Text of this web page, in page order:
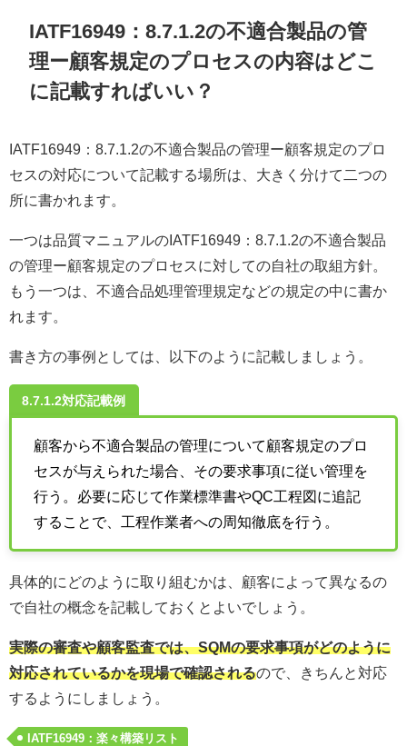
IATF16949：8.7.1.2の不適合製品の管
理ー顧客規定のプロセスの内容はどこ
に記載すればいい？
IATF16949：8.7.1.2の不適合製品の管理ー顧客規定のプロ
セスの対応について記載する場所は、大きく分けて二つの
所に書かれます。
一つは品質マニュアルのIATF16949：8.7.1.2の不適合製品
の管理ー顧客規定のプロセスに対しての自社の取組方針。
もう一つは、不適合品処理管理規定などの規定の中に書か
れます。
書き方の事例としては、以下のように記載しましょう。
8.7.1.2対応記載例
顧客から不適合製品の管理について顧客規定のプロ
セスが与えられた場合、その要求事項に従い管理を
行う。必要に応じて作業標準書やQC工程図に追記
することで、工程作業者への周知徹底を行う。
具体的にどのように取り組むかは、顧客によって異なるの
で自社の概念を記載しておくとよいでしょう。
実際の審査や顧客監査では、SQMの要求事項がどのように
対応されているかを現場で確認されるので、きちんと対応
するようにしましょう。
IATF16949：楽々構築リスト